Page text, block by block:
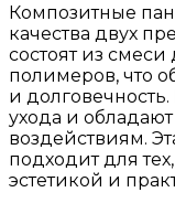
Композитные
качества двух
состоят из
полимеров, что
и
ухода и
воздействиям.
подходит для
эстетикой и